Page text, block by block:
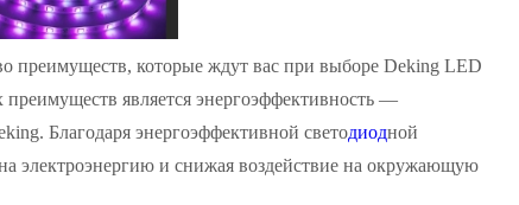
преимуществ, которые ждут вас при выборе Deking LED
является энергоэффективность —
Благодаря энергоэффективной светодиодной
электроэнергию и снижая воздействие на окружающую